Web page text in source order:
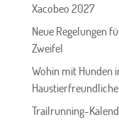
Xacobeo 2027
Neue Regelungen
Zweifel
Wohin mit Hunden
Trailrunning-